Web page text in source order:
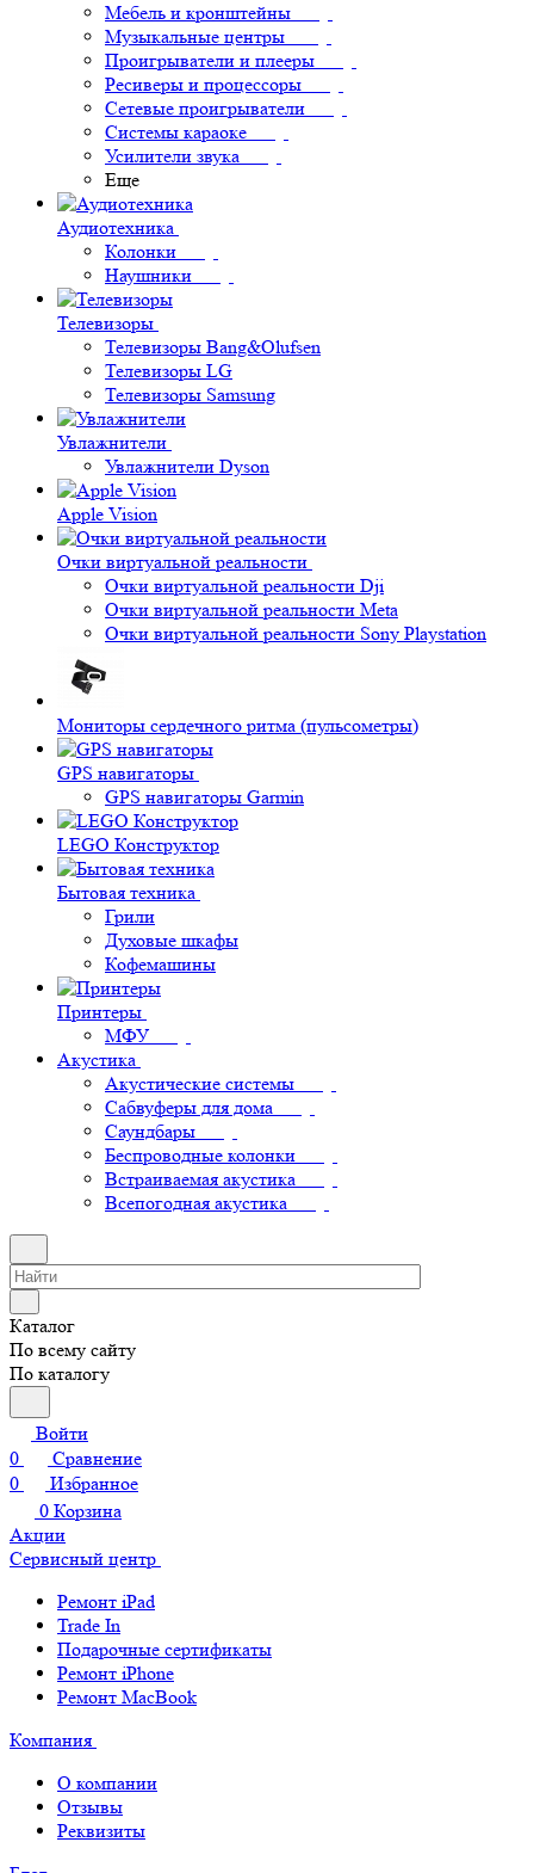
Мебель и кронштейны
Музыкальные центры
Проигрыватели и плееры
Ресиверы и процессоры
Сетевые проигрыватели
Системы караоке
Усилители звука
Еще
Аудиотехника
Колонки
Наушники
Телевизоры
Телевизоры Bang&Olufsen
Телевизоры LG
Телевизоры Samsung
Увлажнители
Увлажнители Dyson
Apple Vision
Очки виртуальной реальности
Очки виртуальной реальности Dji
Очки виртуальной реальности Meta
Очки виртуальной реальности Sony Playstation
Мониторы сердечного ритма (пульсометры)
GPS навигаторы
GPS навигаторы Garmin
LEGO Конструктор
Бытовая техника
Грили
Духовые шкафы
Кофемашины
Принтеры
МФУ
Акустика
Акустические системы
Сабвуферы для дома
Саундбары
Беспроводные колонки
Встраиваемая акустика
Всепогодная акустика
Каталог
По всему сайту
По каталогу
Войти
0
Сравнение
0
Избранное
0 Корзина
Акции
Сервисный центр
Ремонт iPad
Trade In
Подарочные сертификаты
Ремонт iPhone
Ремонт MacBook
Компания
О компании
Отзывы
Реквизиты